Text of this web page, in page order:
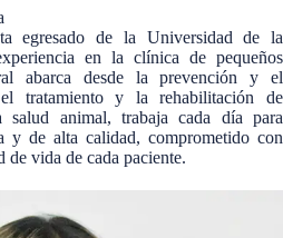
egresado de la Universidad de la
en la clínica de pequeños
abarca desde la prevención y el
tratamiento y la rehabilitación de
salud animal, trabaja cada día para
y de alta calidad, comprometido con
de vida de cada paciente.